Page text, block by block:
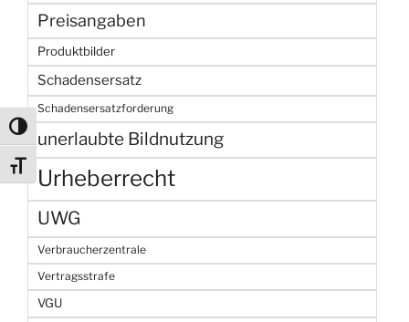
Umschalten auf hohe Kontraste
Schrift vergrößern
Preisangaben
Produktbilder
Schadensersatz
Schadensersatzforderung
unerlaubte Bildnutzung
Urheberrecht
UWG
Verbraucherzentrale
Vertragsstrafe
VGU